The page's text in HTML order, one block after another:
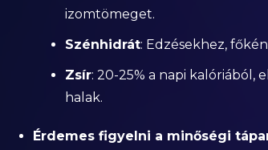
izomtömeget.
Szénhidrát: Edzésekhez,
Zsír: 20-25% a napi kalóriából,
halak.
Érdemes figyelni a minőségi